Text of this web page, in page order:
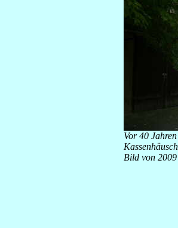
Vor 40
Bild von 2009